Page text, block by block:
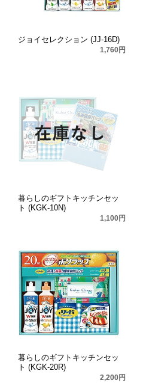
ジョイセレクション (JJ-16D)
1,760円
暮らしのギフトキッチンセッ
ト (KGK-10N)
1,100円
暮らしのギフトキッチンセッ
ト (KGK-20R)
2,200円